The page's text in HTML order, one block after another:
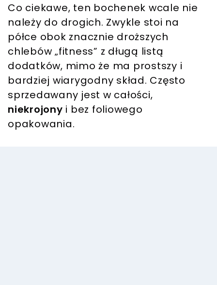
Co ciekawe, ten bochenek wcale nie
należy do drogich. Zwykle stoi na
półce obok znacznie droższych
chlebów „fitness” z długą listą
dodatków, mimo że ma prostszy i
bardziej wiarygodny skład. Często
sprzedawany jest w całości,
niekrojony i bez foliowego
opakowania.